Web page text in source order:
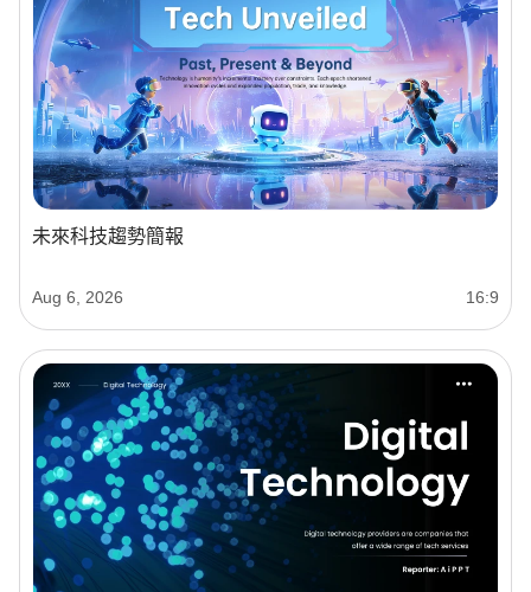
未來科技趨勢簡報
Aug 6, 2026 16:9